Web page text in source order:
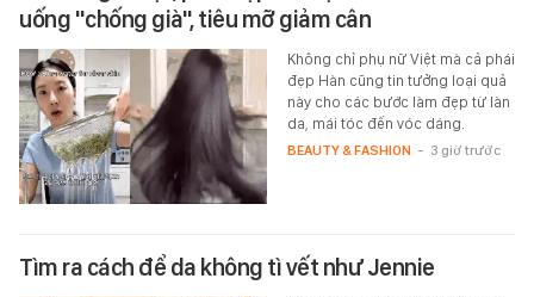
uống "chống già", tiêu mỡ giảm cân
Không chỉ phụ nữ Việt mà cả phái
đẹp Hàn cũng tin tưởng loại quả
này cho các bước làm đẹp từ làn
da, mái tóc đến vóc dáng.
BEAUTY & FASHION - 3 giờ trước
Tìm ra cách để da không tì vết như Jennie